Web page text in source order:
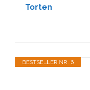
Torten
BESTSELLER NR. 6